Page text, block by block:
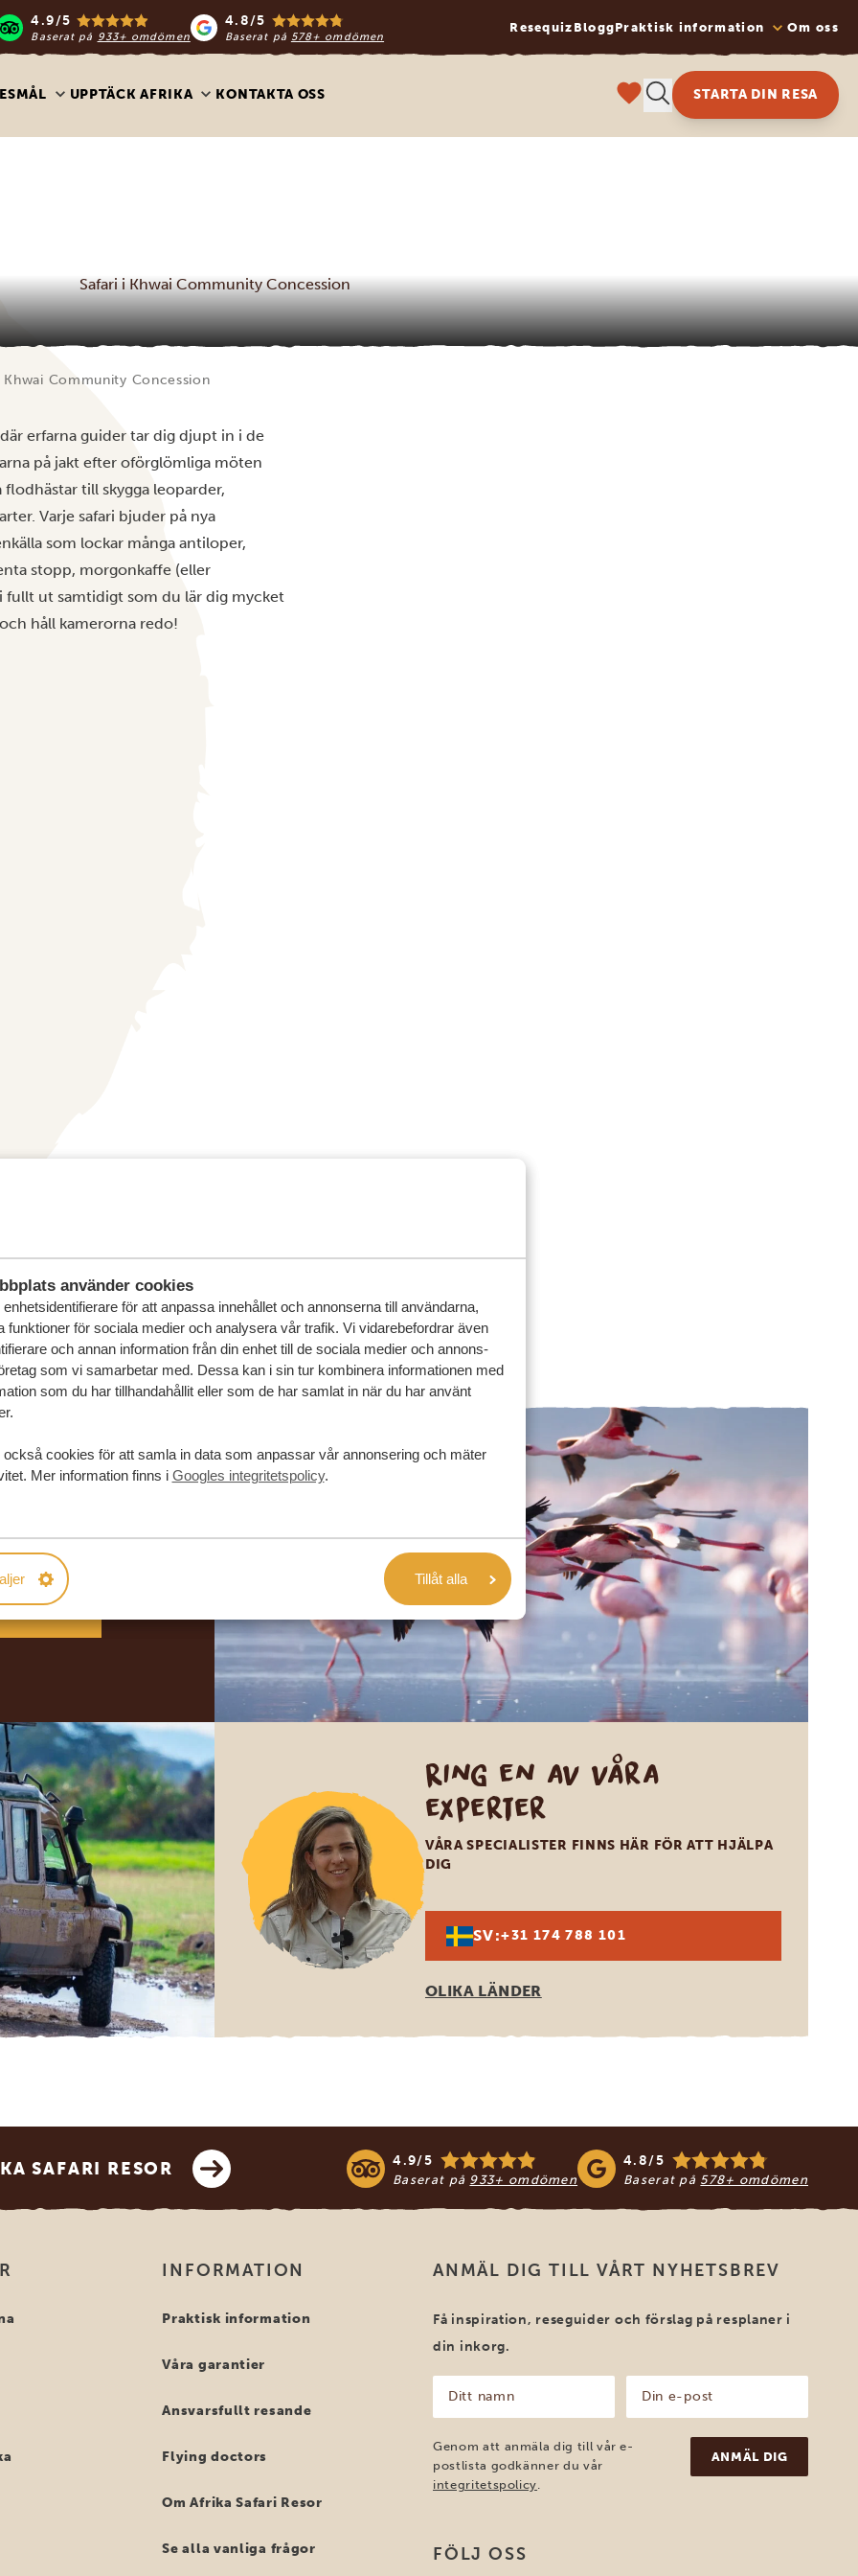
använder cookies
för att anpassa innehållet och annonserna till användarna,
funktioner för sociala medier och analysera vår trafik. Vi vidarebefordrar även
och annan information från din enhet till de sociala medier och annons-
som vi samarbetar med. Dessa kan i sin tur kombinera informationen med
som du har tillhandahållit eller som de har samlat in när du har använt
också cookies för att samla in data som anpassar vår annonsering och mäter
Mer information finns i Googles integritetspolicy.
Tillåt alla
4.9/5
Baserat på 933+ omdömen
4.8/5
Baserat på 578+ omdömen
Resequiz BloggPraktisk information Om oss
UPPTÄCK AFRIKA KONTAKTA OSS STARTA DIN RESA
Safari i Khwai Community Concession
Khwai Community Concession
erfarna guider tar dig djupt in i de
på jakt efter oförglömliga möten
till skygga leoparder,
Varje safari bjuder på nya
som lockar många antiloper,
stopp, morgonkaffe (eller
fullt ut samtidigt som du lär dig mycket
håll kamerorna redo!
Ring en av våra
experter
VÅRA SPECIALISTER FINNS HÄR FÖR ATT HJÄLPA
DIG
SV:+31 174 788 101
OLIKA LÄNDER
SAFARI RESOR 4.9/5
Baserat på 933+ omdömen
4.8/5
Baserat på 578+ omdömen
INFORMATION
Praktisk information
Våra garantier
Ansvarsfullt resande
Flying doctors
Om Afrika Safari Resor
Se alla vanliga frågor
ANMÄL DIG TILL VÅRT NYHETSBREV
Få inspiration, reseguider och förslag på resplaner i
din inkorg.
namn
(Obligatoriskt)
post
(Obligatoriskt)
Genom att anmäla dig till vår e-
postlista godkänner du vår
integritetspolicy.
FÖLJ OSS